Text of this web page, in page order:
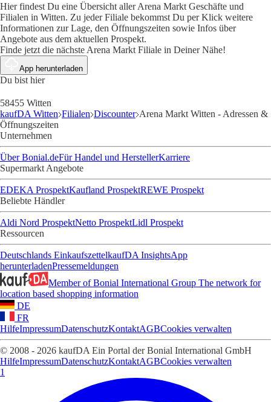
Hier findest Du eine Übersicht aller Arena Markt Geschäfte und
Filialen in Witten. Zu jeder Filiale bekommst Du per Klick weitere
Informationen zur Lage, den Öffnungszeiten sowie Infos über
Angebote aus dem aktuellen Prospekt.
Finde jetzt die nächste Arena Markt Filiale in Deiner Nähe!
App herunterladen
Du bist hier
58455 Witten
kaufDA Witten Filialen Discounter Arena Markt Witten - Adressen &
Öffnungszeiten
Unternehmen
Über Bonial.deFür Handel und HerstellerKarriere
Supermarkt Angebote
EDEKA ProspektKaufland ProspektREWE Prospekt
Beliebte Händler
Aldi Nord ProspektNetto ProspektLidl Prospekt
Ressourcen
Deutschlands EinkaufszettelkaufDA InsightsApp
herunterladenPressemeldungen
Member of Bonial International Group The network for
location based shopping information
DE
FR
HilfeImpressumDatenschutzKontaktAGBCookies verwalten
© 2008 - 2026 kaufDA Ein Portal der Bonial International GmbH
HilfeImpressumDatenschutzKontaktAGBCookies verwalten
1